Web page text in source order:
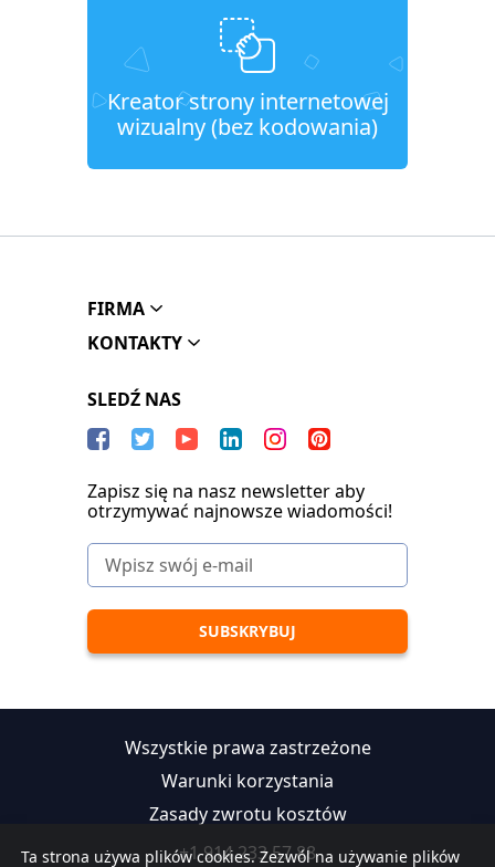
Kreator strony internetowej
wizualny (bez kodowania)
Ta strona używa plików cookies. Zezwól na używanie plików
FIRMA
KONTAKTY
SLEDŹ NAS
Zapisz się na nasz newsletter aby
otrzymywać najnowsze wiadomości!
Wszystkie prawa zastrzeżone
Warunki korzystania
Zasady zwrotu kosztów
+1 914 233 57 88